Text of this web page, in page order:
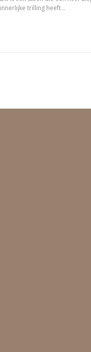
innerlijke trilling heeft...